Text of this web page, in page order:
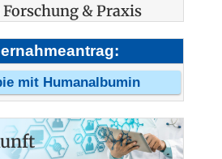
& Praxis
mit Humanalbumin